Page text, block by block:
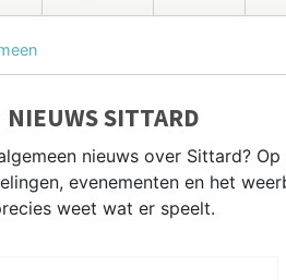
NIEUWS SITTARD
nieuws over Sittard?
evenementen en het
weet wat er speelt.